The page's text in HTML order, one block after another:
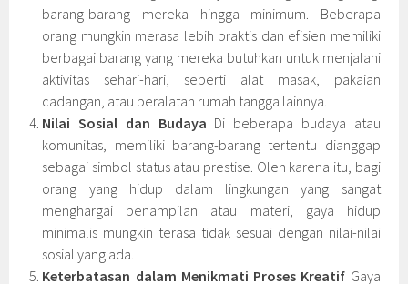
barang-barang mereka hingga minimum. Beberapa
orang mungkin merasa lebih praktis dan efisien memiliki
berbagai barang yang mereka butuhkan untuk menjalani
aktivitas sehari-hari, seperti alat masak, pakaian
cadangan, atau peralatan rumah tangga lainnya.
Nilai Sosial dan Budaya Di beberapa budaya atau
komunitas, memiliki barang-barang tertentu dianggap
sebagai simbol status atau prestise. Oleh karena itu, bagi
orang yang hidup dalam lingkungan yang sangat
menghargai penampilan atau materi, gaya hidup
minimalis mungkin terasa tidak sesuai dengan nilai-nilai
sosial yang ada.
Keterbatasan dalam Menikmati Proses Kreatif Gaya